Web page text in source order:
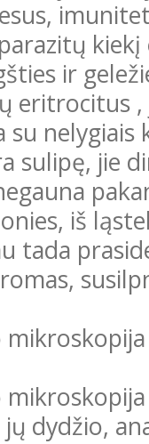
ir
eritrocitus
nelygiais
sulipę, jie
iš
tada
mikroskopija
dydžio,